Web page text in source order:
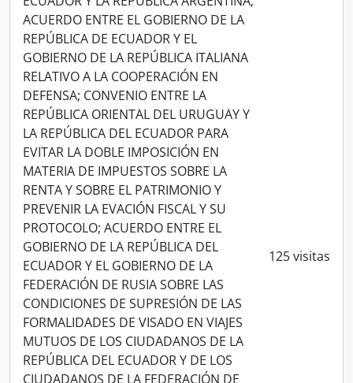
ACUERDO ENTRE EL GOBIERNO DE LA
REPÚBLICA DE ECUADOR Y EL
GOBIERNO DE LA REPÚBLICA ITALIANA
RELATIVO A LA COOPERACIÓN EN
DEFENSA; CONVENIO ENTRE LA
REPÚBLICA ORIENTAL DEL URUGUAY Y
LA REPÚBLICA DEL ECUADOR PARA
EVITAR LA DOBLE IMPOSICIÓN EN
MATERIA DE IMPUESTOS SOBRE LA
RENTA Y SOBRE EL PATRIMONIO Y
PREVENIR LA EVACIÓN FISCAL Y SU
PROTOCOLO; ACUERDO ENTRE EL
GOBIERNO DE LA REPÚBLICA DEL
ECUADOR Y EL GOBIERNO DE LA
FEDERACIÓN DE RUSIA SOBRE LAS
CONDICIONES DE SUPRESIÓN DE LAS
FORMALIDADES DE VISADO EN VIAJES
MUTUOS DE LOS CIUDADANOS DE LA
REPÚBLICA DEL ECUADOR Y DE LOS
CIUDADANOS DE LA FEDERACIÓN DE
125 visitas